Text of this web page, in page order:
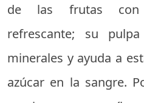
de las frutas con
refrescante; su
minerales y ayuda a
azúcar en la sangre.